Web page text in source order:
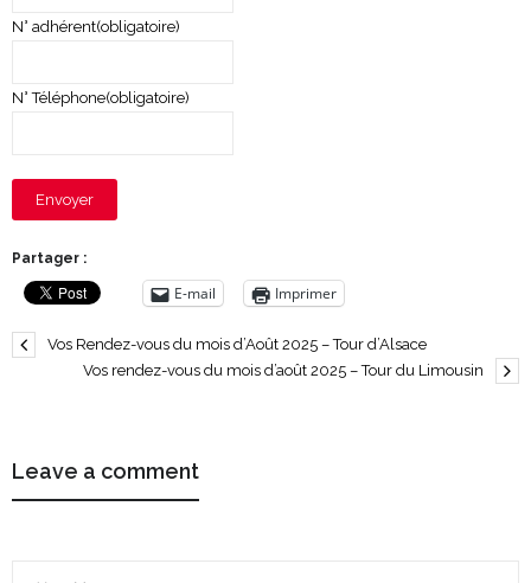
N° adhérent(obligatoire)
N° Téléphone(obligatoire)
Envoyer
Partager :
E-mail Imprimer
Vos Rendez-vous du mois d’Août 2025 – Tour d’Alsace
Vos rendez-vous du mois d’août 2025 – Tour du Limousin
Leave a comment